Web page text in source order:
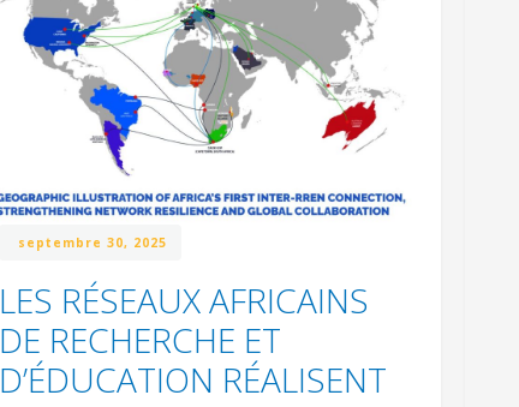
septembre 30, 2025
LES RÉSEAUX AFRICAINS
DE RECHERCHE ET
D’ÉDUCATION RÉALISENT